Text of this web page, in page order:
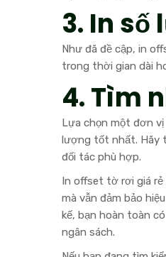
3. In
Như đã đề cập, in
trong thời gian dài
4. Tìm
Lựa chọn một đơn
lượng tốt nhất. Hãy
đối tác phù hợp.
In offset tờ rơi giá
mà vẫn đảm bảo
kế, bạn hoàn toàn
ngân sách.